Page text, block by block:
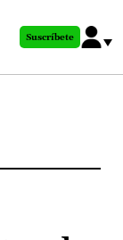
Suscríbete